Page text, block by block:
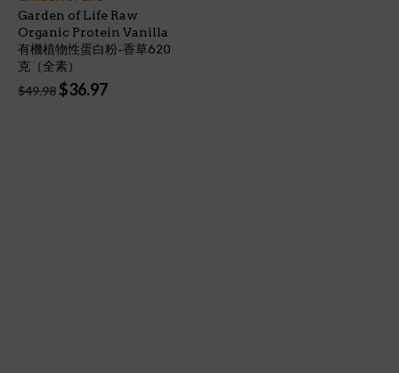
Garden of Life Raw
Organic Protein Vanilla
有機植物性蛋白粉-香草620
克（全素）
$49.98 Original
$36.97Current